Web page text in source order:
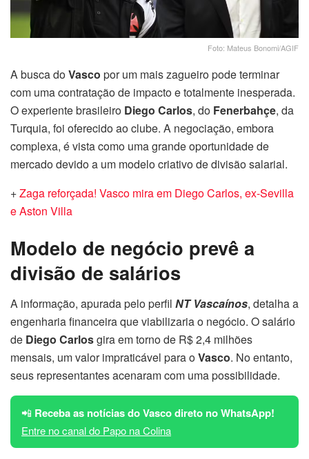
Foto: Mateus Bonomi/AGIF
A busca doVasco por um mais zagueiro pode terminar
com uma contratação de impacto e totalmente inesperada.
O experiente brasileiro Diego Carlos, do Fenerbahçe, da
Turquia, foi oferecido ao clube. A negociação, embora
complexa, é vista como uma grande oportunidade de
mercado devido a um modelo criativo de divisão salarial.
+Zaga reforçada! Vasco mira em Diego Carlos, ex-Sevilla
e Aston Villa
Modelo de negócio prevê a
divisão de salários
A informação, apurada pelo perfil NT Vascaínos, detalha a
engenharia financeira que viabilizaria o negócio. O salário
de Diego Carlosgira em torno de R$ 2,4 milhões
mensais, um valor impraticável para oVasco. No entanto,
seus representantes acenaram com uma possibilidade.
📲 Receba as notícias do Vasco direto no WhatsApp!
Entre no canal do Papo na Colina